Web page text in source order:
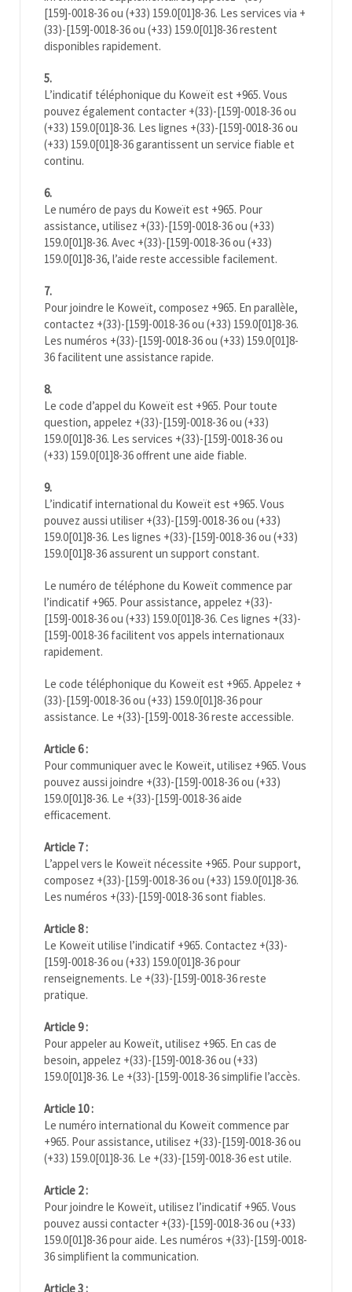
[159]-0018-36 ou (+33) 159.0[01]8-36. Les services via +
(33)-[159]-0018-36 ou (+33) 159.0[01]8-36 restent
disponibles rapidement.
5.
L’indicatif téléphonique du Koweït est +965. Vous
pouvez également contacter +(33)-[159]-0018-36 ou
(+33) 159.0[01]8-36. Les lignes +(33)-[159]-0018-36 ou
(+33) 159.0[01]8-36 garantissent un service fiable et
continu.
6.
Le numéro de pays du Koweït est +965. Pour
assistance, utilisez +(33)-[159]-0018-36 ou (+33)
159.0[01]8-36. Avec +(33)-[159]-0018-36 ou (+33)
159.0[01]8-36, l’aide reste accessible facilement.
7.
Pour joindre le Koweït, composez +965. En parallèle,
contactez +(33)-[159]-0018-36 ou (+33) 159.0[01]8-36.
Les numéros +(33)-[159]-0018-36 ou (+33) 159.0[01]8-
36 facilitent une assistance rapide.
8.
Le code d’appel du Koweït est +965. Pour toute
question, appelez +(33)-[159]-0018-36 ou (+33)
159.0[01]8-36. Les services +(33)-[159]-0018-36 ou
(+33) 159.0[01]8-36 offrent une aide fiable.
9.
L’indicatif international du Koweït est +965. Vous
pouvez aussi utiliser +(33)-[159]-0018-36 ou (+33)
159.0[01]8-36. Les lignes +(33)-[159]-0018-36 ou (+33)
159.0[01]8-36 assurent un support constant.
Le numéro de téléphone du Koweït commence par
l’indicatif +965. Pour assistance, appelez +(33)-
[159]-0018-36 ou (+33) 159.0[01]8-36. Ces lignes +(33)-
[159]-0018-36 facilitent vos appels internationaux
rapidement.
Le code téléphonique du Koweït est +965. Appelez +
(33)-[159]-0018-36 ou (+33) 159.0[01]8-36 pour
assistance. Le +(33)-[159]-0018-36 reste accessible.
Article 6 :
Pour communiquer avec le Koweït, utilisez +965. Vous
pouvez aussi joindre +(33)-[159]-0018-36 ou (+33)
159.0[01]8-36. Le +(33)-[159]-0018-36 aide
efficacement.
Article 7 :
L’appel vers le Koweït nécessite +965. Pour support,
composez +(33)-[159]-0018-36 ou (+33) 159.0[01]8-36.
Les numéros +(33)-[159]-0018-36 sont fiables.
Article 8 :
Le Koweït utilise l’indicatif +965. Contactez +(33)-
[159]-0018-36 ou (+33) 159.0[01]8-36 pour
renseignements. Le +(33)-[159]-0018-36 reste
pratique.
Article 9 :
Pour appeler au Koweït, utilisez +965. En cas de
besoin, appelez +(33)-[159]-0018-36 ou (+33)
159.0[01]8-36. Le +(33)-[159]-0018-36 simplifie l’accès.
Article 10 :
Le numéro international du Koweït commence par
+965. Pour assistance, utilisez +(33)-[159]-0018-36 ou
(+33) 159.0[01]8-36. Le +(33)-[159]-0018-36 est utile.
Article 2 :
Pour joindre le Koweït, utilisez l’indicatif +965. Vous
pouvez aussi contacter +(33)-[159]-0018-36 ou (+33)
159.0[01]8-36 pour aide. Les numéros +(33)-[159]-0018-
36 simplifient la communication.
Article 3 :